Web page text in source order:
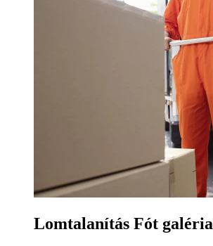
Lomtalanítás Fót galéria